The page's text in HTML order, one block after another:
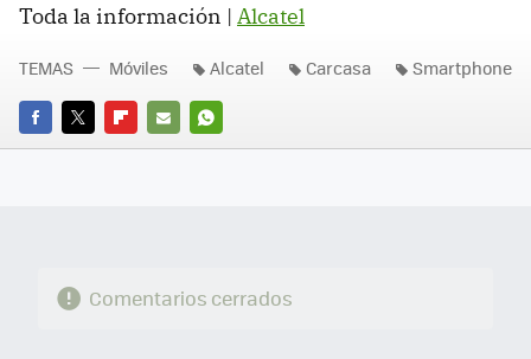
Toda la información | Alcatel
FACEBOOK
TWITTERFLIPBOARD
E-
WHATSAPP
TEMAS Móviles Alcatel Carcasa Smartphone
Comentarios cerrados